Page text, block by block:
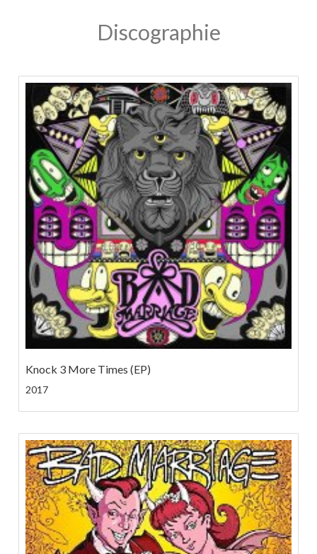
Discographie
Knock 3 More Times (EP)
2017